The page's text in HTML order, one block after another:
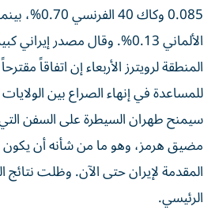
0.085 وكاك 40
الألماني 0.13%. وقال مصدر
المنطقة لرويترز الأربعاء إن اتفاقاً
للمساعدة في إنهاء الصراع بين
سيمنح طهران السيطرة على السفن
مضيق هرمز، وهو ما من شأنه أن يكون
المقدمة لإيران حتى الآن. وظلت نتائج
الرئيسي.